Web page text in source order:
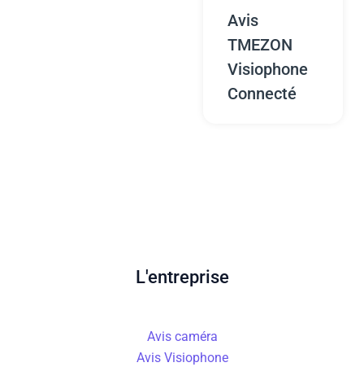
Avis
TMEZON
Visiophone
Connecté
L'entreprise
Avis caméra
Avis Visiophone